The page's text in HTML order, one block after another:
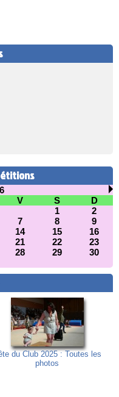
V S
D
1
2
7 8
9
14 15
16
21 22
23
28 29
30
du Club 2025 : Toutes les
photos